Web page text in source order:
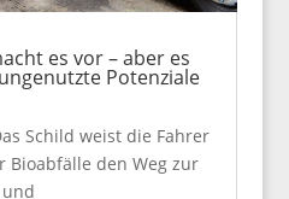
es vor – aber es
Potenziale
Schild weist die Fahrer
Bioabfälle den Weg zur